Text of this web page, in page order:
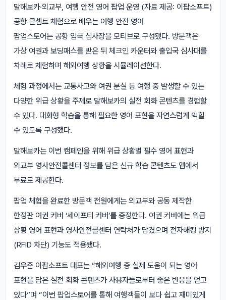
말해보카·외교부, 여행 안전 영어 팝업 운영 (자료 제공: 이팝소프트)
공항 콘셉트 체험으로 배우는 여행 안전 영어
팝업스토어는 공항 입국 심사장을 모티브로 구성됐다. 방문객은
가상 여권과 보딩패스를 받은 뒤 체크인 카운터와 출입국 심사대를
차례로 체험하며 해외여행 상황을 시뮬레이션한다.
체험 과정에서는 교통사고와 여권 분실 등 여행 중 발생할 수 있는
다양한 위급 상황을 주제로 말해보카의 실전 회화 콘텐츠를 경험할
수 있다. 대화형 학습을 통해 필요한 영어 표현을 자연스럽게 익힐
수 있도록 구성했다.
말해보카는 이번 캠페인을 위해 위급 상황별 필수 영어 표현과
외교부 영사안전콜센터 정보를 담은 신규 학습 콘텐츠도 앱에서
무료로 제공한다.
팝업 체험을 완료한 방문객 전원에게는 외교부와 공동 제작한
한정판 여권 커버 ‘세이프티 커버’를 증정한다. 여권 커버에는 위급
상황 영어 표현과 영사안전콜센터 연락처가 담겼으며 전자해킹 방지
(RFID 차단) 기능도 적용됐다.
김우준 이팝소프트 대표는 “해외여행 중 실제 도움이 되는 영어
표현을 담은 실전 회화 콘텐츠가 사용자들로부터 좋은 반응을 얻고
있다”며 “이번 팝업스토어를 통해 여행객들이 보다 쉽고 재미있게